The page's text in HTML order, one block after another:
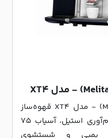
دستگاه وندینگ ملیتا (Melita) - مدل XT4 قهوه‌ساز
اتوماتیک حرفه‌ای با گروه دم‌آوری استیل، آسیاب ۷۵
پمپی و شستشوی